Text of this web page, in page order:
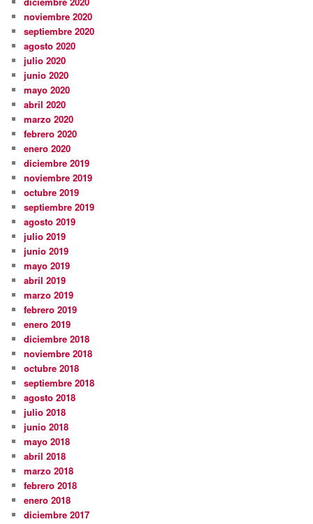
noviembre 2020
septiembre 2020
agosto 2020
julio 2020
junio 2020
mayo 2020
abril 2020
marzo 2020
febrero 2020
enero 2020
diciembre 2019
noviembre 2019
octubre 2019
septiembre 2019
agosto 2019
julio 2019
junio 2019
mayo 2019
abril 2019
marzo 2019
febrero 2019
enero 2019
diciembre 2018
noviembre 2018
octubre 2018
septiembre 2018
agosto 2018
julio 2018
junio 2018
mayo 2018
abril 2018
marzo 2018
febrero 2018
enero 2018
diciembre 2017